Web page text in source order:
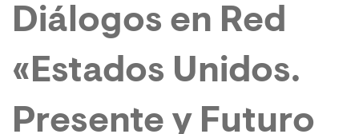
Diálogos en Red
«Estados Unidos.
Presente y Futuro